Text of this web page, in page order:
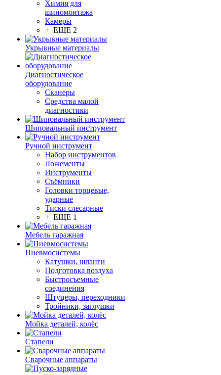
Химия для
шиномонтажа
Камеры
+ ЕЩЕ 2
Укрывные материалы
Диагностическое
оборудование
Сканеры
Средства малой
диагностики
Шиповальный инструмент
Ручной инструмент
Набор инструментов
Ложементы
Инструменты
Съёмники
Головки торцевые,
ударные
Тиски слесарные
+ ЕЩЕ 1
Мебель гаражная
Пневмосистемы
Катушки, шланги
Подготовка воздуха
Быстросъемные
соединения
Штуцеры, переходники
Тройники, заглушки
Мойка деталей, колёс
Стапели
Сварочные аппараты